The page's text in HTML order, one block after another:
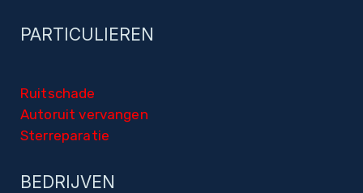
PARTICULIEREN
Ruitschade
Autoruit vervangen
Sterreparatie
BEDRIJVEN